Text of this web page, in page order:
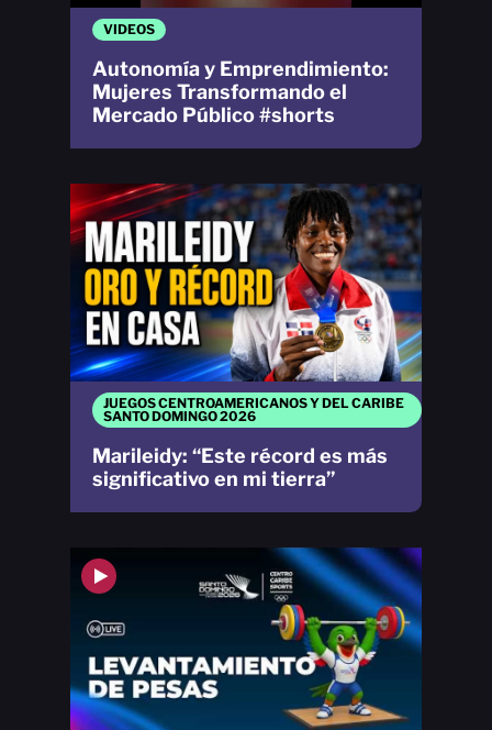
VIDEOS
Autonomía y Emprendimiento:
Mujeres Transformando el
Mercado Público #shorts
JUEGOS CENTROAMERICANOS Y DEL CARIBE
SANTO DOMINGO 2026
Marileidy: “Este récord es más
significativo en mi tierra”